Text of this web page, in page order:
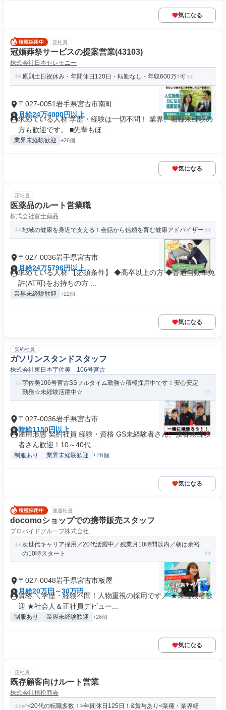
気になる
正社員
冠婚葬祭サービスの提案営業(43103)
株式会社日本セレモニー
原則土日祝休み・年間休日120日・転勤なし・年収600万↑可
〒027-0051岩手県宮古市南町
月給24万4000円以上
求めている人材 学歴・経験は一切不問！ 業界、職種未経験の
方も歓迎です。 ■先輩もほ...
業界未経験歓迎 +26個
気になる
正社員
医薬品のルート営業職
株式会社富士薬品
地域の健康を身近で支える！会話から信頼を育む健康アドバイザー
〒027-0036岩手県宮古市
月給24万5796円以上
求めている人材 【必須条件】 ◆高卒以上の方 ◆普通自動車免
許(AT可)をお持ちの方 ...
業界未経験歓迎 +22個
気になる
契約社員
ガソリンスタンドスタッフ
株式会社東日本宇佐美 106号宮古
宇佐美106号宮古SSフルタイム勤務☆積極採用中です！安心安定
勤務☆未経験活躍中☆
〒027-0036岩手県宮古市
時給1150円以上
雇用形態 契約社員 経験・資格 GS未経験者さん、接客未経験
者さん歓迎！10～40代...
制服あり 業界未経験歓迎 +26個
気になる
派遣社員
docomoショップでの携帯販売スタッフ
プロバイドグループ株式会社
次世代キャリア採用／20代活躍中／残業月10時間以内／朝は余裕
の10時スタート
〒027-0048岩手県宮古市板屋
月給20万円～30万円
資格 ＼学歴・経験不問！人物重視の採用です／ ★未経験者歓
迎 ★社会人＆正社員デビュー...
制服あり 業界未経験歓迎 +26個
気になる
正社員
既存顧客向けルート営業
株式会社植松商会
✅<20代の転職多数！>年間休日125日！&賞与あり<業種・業界経